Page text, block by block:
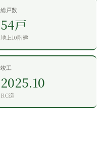
総戸数
54戸
地上10階建
竣工
2025.10
RC造